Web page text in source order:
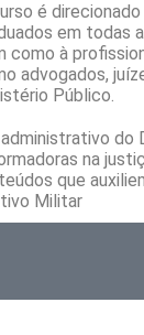
é
em todas
como à
advogados,
Público.
na
que
Militar